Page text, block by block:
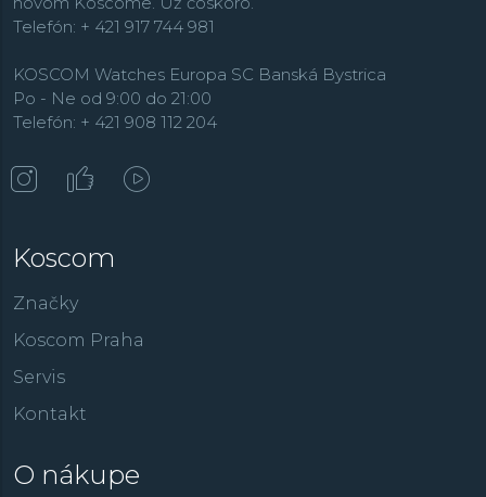
Telefón: + 421 917 744 981
KOSCOM Watches Europa SC Banská Bystrica
Po - Ne od 9:00 do 21:00
Telefón: + 421 908 112 204
Koscom
Značky
Koscom Praha
Servis
Kontakt
O nákupe